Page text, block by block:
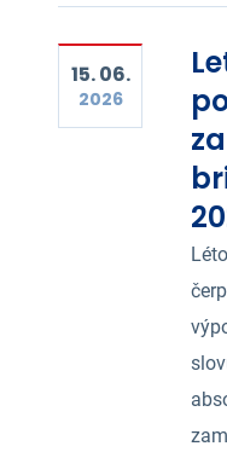
15. 06.
2026